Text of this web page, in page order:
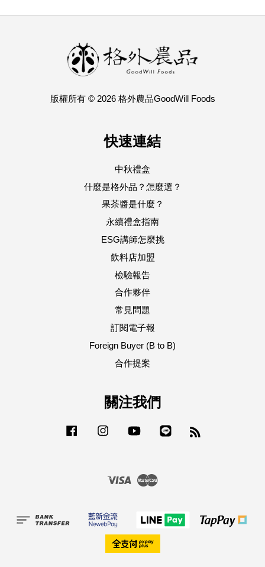
版權所有 © 2026 格外農品GoodWill Foods
快速連結
中秋禮盒
什麼是格外品？怎麼選？
果茶醬是什麼？
永續禮盒指南
ESG講師怎麼挑
飲料店加盟
檢驗報告
合作夥伴
常見問題
訂閱電子報
Foreign Buyer (B to B)
合作提案
關注我們
Facebook Instagram YouTube
Visa